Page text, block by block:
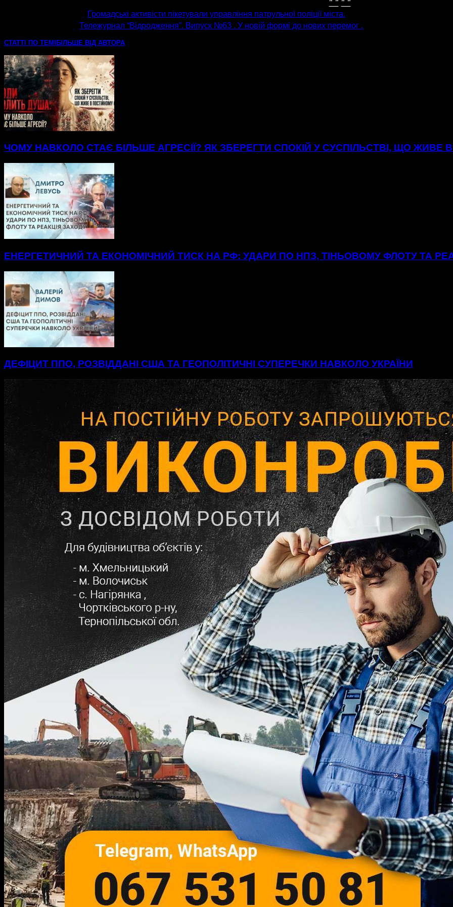
Громадські активісти пікетували управління патрульної поліції міста.
Тележурнал “Відродження”. Випуск №63 . У новій формі до нових перемог .
СТАТТІ ПО ТЕМІ БІЛЬШЕ ВІД АВТОРА
ЧОМУ НАВКОЛО СТАЄ БІЛЬШЕ АГРЕСІЇ? ЯК ЗБЕРЕГТИ СПОКІЙ У СУСПІЛЬСТВІ, ЩО ЖИВЕ
ЕНЕРГЕТИЧНИЙ ТА ЕКОНОМІЧНИЙ ТИСК НА РФ: УДАРИ ПО НПЗ, ТІНЬОВОМУ ФЛОТУ ТА
ДЕФІЦИТ ППО, РОЗВІДДАНІ США ТА ГЕОПОЛІТИЧНІ СУПЕРЕЧКИ НАВКОЛО УКРАЇНИ